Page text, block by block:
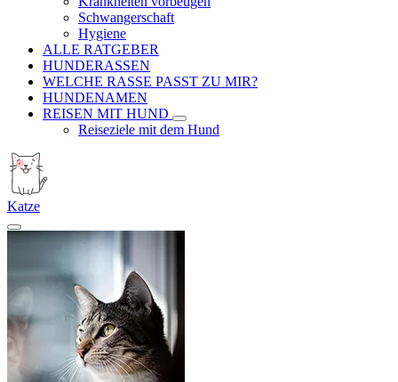
Schwangerschaft
Hygiene
ALLE RATGEBER
HUNDERASSEN
WELCHE RASSE PASST ZU MIR?
HUNDENAMEN
REISEN MIT HUND
Reiseziele mit dem Hund
Katze